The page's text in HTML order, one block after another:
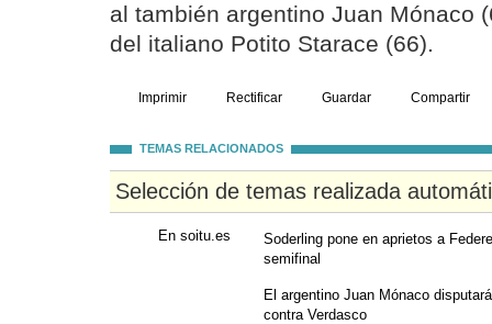
al también argentino Juan Mónaco
del italiano Potito Starace (66).
Imprimir Rectificar Guardar Compartir
TEMAS RELACIONADOS
Selección de temas realizada
En soitu.es
Soderling pone en aprietos a
semifinal
El argentino Juan Mónaco
contra Verdasco